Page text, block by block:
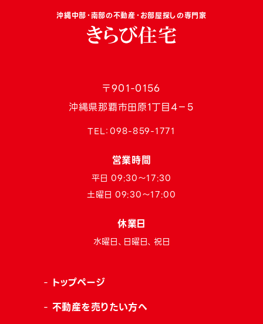
沖縄中部・南部の不動産・お部屋探しの専門家
〒901-0156
沖縄県那覇市田原1丁目4−5
TEL：098-859-1771
営業時間
平日 09:30〜17:30
土曜日 09:30〜17:00
休業日
水曜日、日曜日、祝日
トップページ
不動産を売りたい方へ